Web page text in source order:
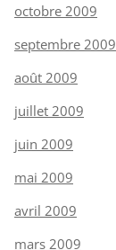
octobre 2009
septembre 2009
août 2009
juillet 2009
juin 2009
mai 2009
avril 2009
mars 2009